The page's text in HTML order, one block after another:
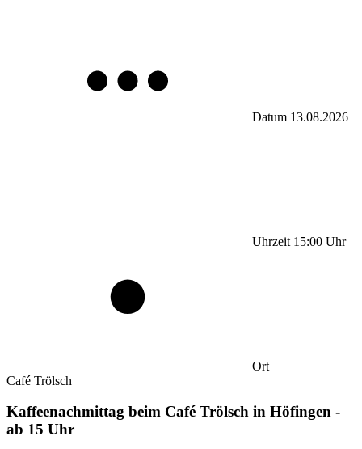
Datum 13.08.2026
Uhrzeit 15:00 Uhr
Ort
Café Trölsch
Kaffeenachmittag beim Café Trölsch in Höfingen -
ab 15 Uhr